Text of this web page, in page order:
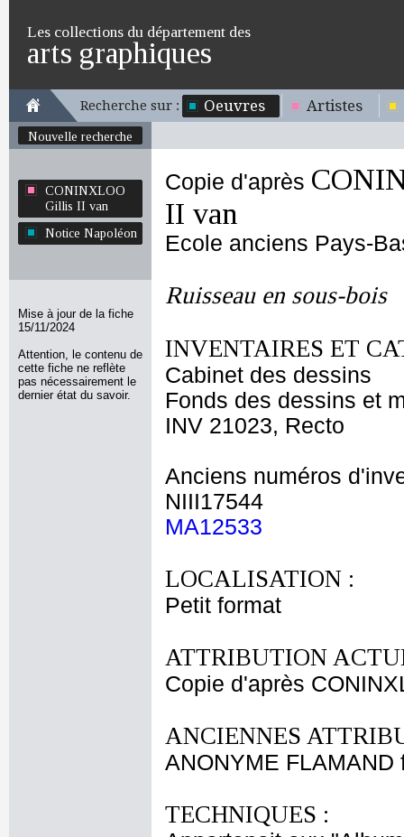
Les collections du département des
arts graphiques
Recherche sur : Oeuvres Artistes
Nouvelle recherche
CONINXLOO
Gillis II van
Notice Napoléon
Mise à jour de la fiche
15/11/2024
Attention, le contenu de
cette fiche ne reflète
pas nécessairement le
dernier état du savoir.
Copie d'après
II van
Ecole anciens Pays-
Ruisseau en sous-bois
INVENTAIRES ET
Cabinet des dessins
Fonds des dessins et
INV 21023, Recto
Anciens numéros
NIII17544
MA12533
LOCALISATION :
Petit format
ATTRIBUTION
Copie d'après
ANCIENNES
ANONYME FLAMAND
TECHNIQUES :